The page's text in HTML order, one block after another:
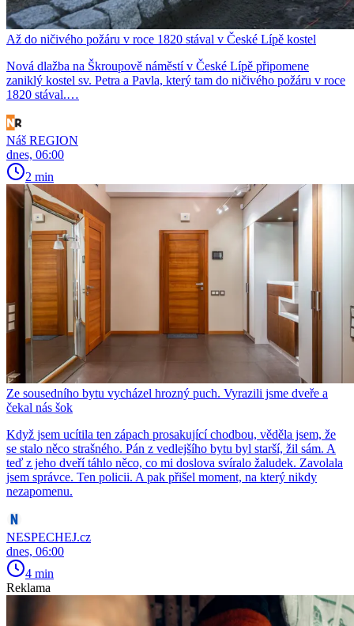
Až do ničivého požáru v roce 1820 stával v České Lípě kostel
Nová dlažba na Škroupově náměstí v České Lípě připomene
zaniklý kostel sv. Petra a Pavla, který tam do ničivého požáru v roce
1820 stával.…
Náš REGION
dnes, 06:00
2 min
Ze sousedního bytu vycházel hrozný puch. Vyrazili jsme dveře a
čekal nás šok
Když jsem ucítila ten zápach prosakující chodbou, věděla jsem, že
se stalo něco strašného. Pán z vedlejšího bytu byl starší, žil sám. A
teď z jeho dveří táhlo něco, co mi doslova svíralo žaludek. Zavolala
jsem správce. Ten policii. A pak přišel moment, na který nikdy
nezapomenu.
NESPECHEJ.cz
dnes, 06:00
4 min
Reklama